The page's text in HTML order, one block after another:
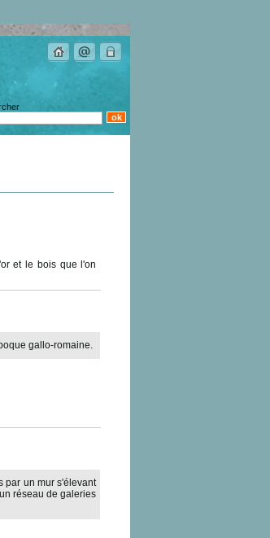
et le bois que l'on
gallo-romaine.
par un mur s'élevant
réseau de galeries